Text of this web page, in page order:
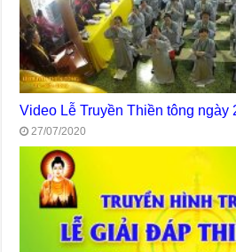
Video Lễ Truyền Thiền tông ngày
27/07/2020